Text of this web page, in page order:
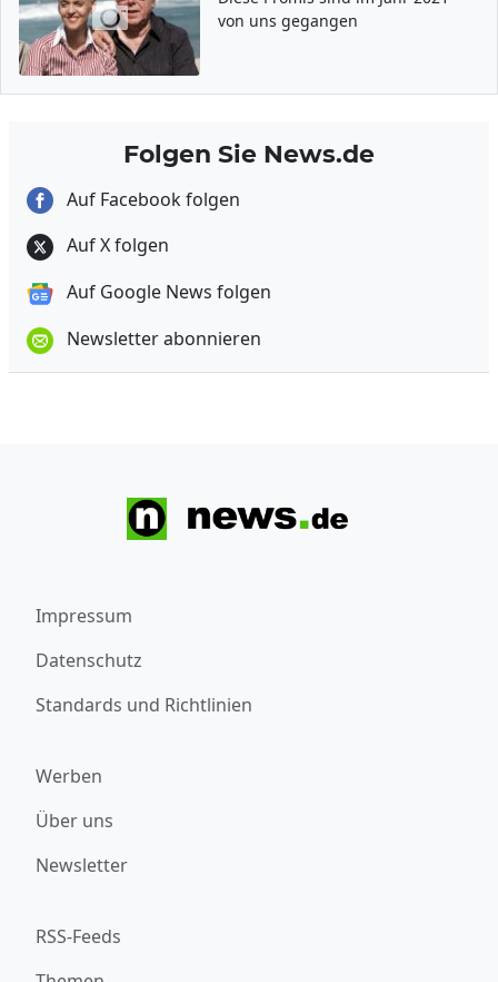
von uns gegangen
Folgen Sie News.de
Auf Facebook folgen
Auf X folgen
Auf Google News folgen
Newsletter abonnieren
Impressum
Datenschutz
Standards und Richtlinien
Werben
Über uns
Newsletter
RSS-Feeds